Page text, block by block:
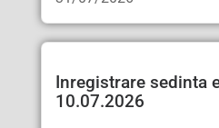
Inregistrare sedinta
10.07.2026